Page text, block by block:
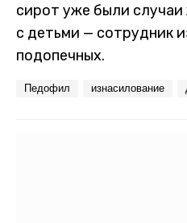
сирот уже были
с детьми — сотрудник
подопечных.
Педофил изнасилование